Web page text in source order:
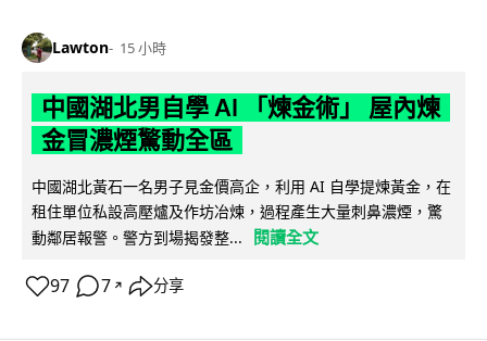
Lawton 15 小時
中國湖北男自學 AI 「煉金術」 屋內煉
金冒濃煙驚動全區
中國湖北黃石一名男子見金價高企，利用 AI 自學提煉黃金，在
租住單位私設高壓爐及作坊冶煉，過程產生大量刺鼻濃煙，驚
動鄰居報警。警方到場揭發整...
閱讀全文
97 7 ↗ 分享